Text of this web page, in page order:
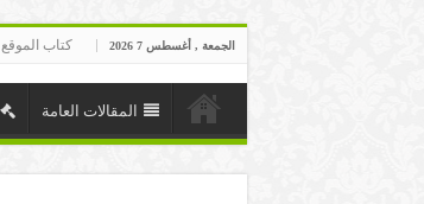
الجمعة , أغسطس 7 2026 كتاب الموقع
المقالات العامة